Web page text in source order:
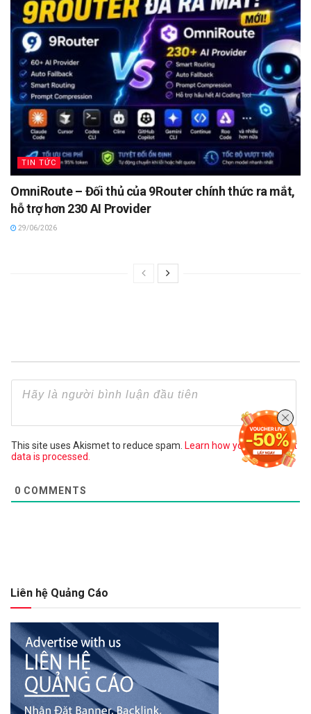
TIN TỨC
OmniRoute – Đối thủ của 9Router chính thức ra mắt,
hỗ trợ hơn 230 AI Provider
29/06/2026
This site uses Akismet to reduce spam. Learn how your comment
data is processed.
0 COMMENTS
Liên hệ Quảng Cáo